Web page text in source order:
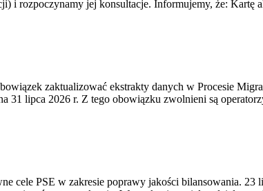
i rozpoczynamy jej konsultacje. Informujemy, że: Kartę
zaktualizować ekstrakty danych w Procesie
31 lipca 2026 r. Z tego obowiązku zwolnieni są
cele PSE w zakresie poprawy jakości bilansowania. 23